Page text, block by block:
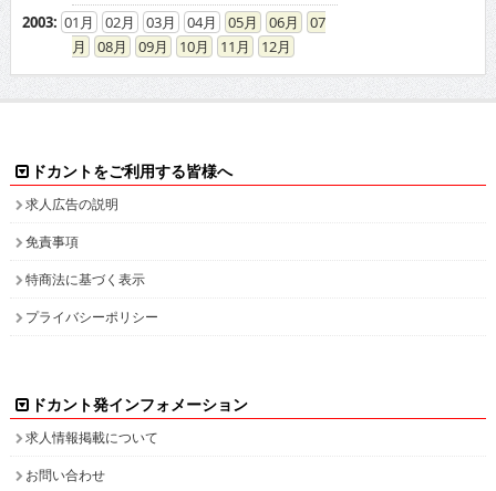
2003: 01 02 03 04 05 06
07
08
09 10 11 12
ドカントをご利用する皆様へ
求人広告の説明
免責事項
特商法に基づく表示
プライバシーポリシー
ドカント発インフォメーション
求人情報掲載について
お問い合わせ